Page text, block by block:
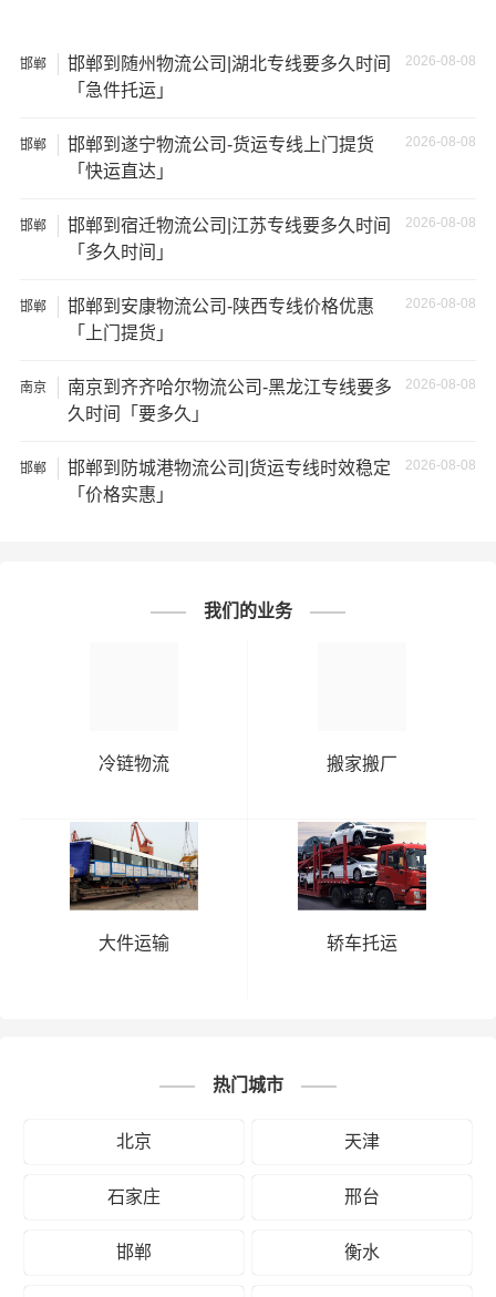
温馨提示
★ 本站所列邯郸到拉萨物流专线费用与时效仅供参考，如
需详细了解最低资费请电话咨询。
★ 由于货运运输比较特殊，请您托运之前仔细清点您所托
运的所有物品；如果您的货物需要临时存放，请尽早最快
★ 为了提高 邯郸到拉萨货运专线
意见汇报于您，非常感谢您对我们的支持，我们将为客户
的需求做出不懈的努力，您的满意就是我们前进的动力!
# 邯郸专线
# 邯郸货运
# 邯郸物流
邯郸 2026-08-08
邯郸到随州物流公司|湖北专线要多久时间
「急件托运」
邯郸 2026-08-08
邯郸到遂宁物流公司-货运专线上门提货
「快运直达」
邯郸 2026-08-08
邯郸到宿迁物流公司|江苏专线要多久时间
「多久时间」
邯郸 2026-08-08
邯郸到安康物流公司-陕西专线价格优惠
「上门提货」
南京 2026-08-08
南京到齐齐哈尔物流公司-黑龙江专线要多
久时间「要多久」
邯郸 2026-08-08
邯郸到防城港物流公司|货运专线时效稳定
「价格实惠」
我们的业务
冷链物流 搬家搬厂
大件运输 轿车托运
热门城市
北京 天津
石家庄 邢台
邯郸 衡水